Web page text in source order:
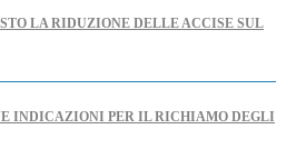
LA RIDUZIONE DELLE ACCISE SUL
INDICAZIONI PER IL RICHIAMO DEGLI